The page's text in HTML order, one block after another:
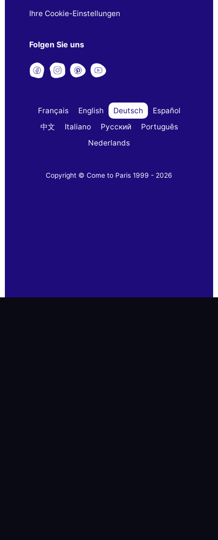
Ihre Cookie-Einstellungen
Folgen Sie uns
Français English Deutsch
Español
中文
Italiano Русский
Português
Nederlands
Copyright © Come to Paris 1999 - 2026